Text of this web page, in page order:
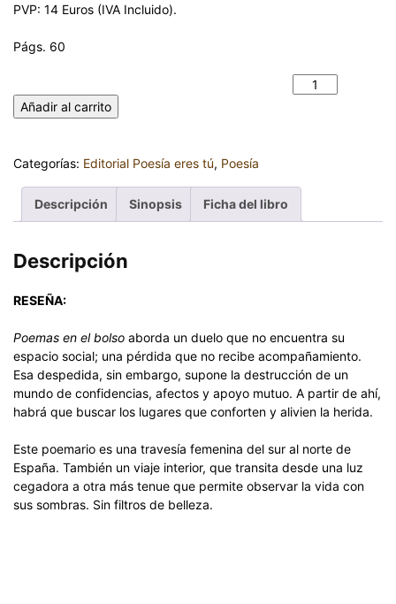
PVP: 14 Euros (IVA Incluido).
Págs. 60
Añadir al carrito
Categorías: Editorial Poesía eres tú, Poesía
Descripción Sinopsis Ficha del libro
Descripción
RESEÑA:
Poemas en el bolso aborda un duelo que no encuentra su
espacio social; una pérdida que no recibe acompañamiento.
Esa despedida, sin embargo, supone la destrucción de un
mundo de confidencias, afectos y apoyo mutuo. A partir de ahí,
habrá que buscar los lugares que conforten y alivien la herida.
Este poemario es una travesía femenina del sur al norte de
España. También un viaje interior, que transita desde una luz
cegadora a otra más tenue que permite observar la vida con
sus sombras. Sin filtros de belleza.